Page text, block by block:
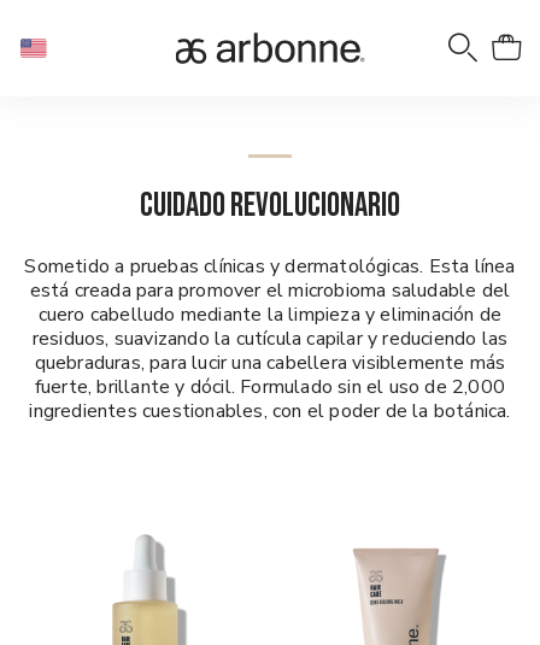
CUIDADO REVOLUCIONARIO
Sometido a pruebas clínicas y dermatológicas. Esta línea
está creada para promover el microbioma saludable del
cuero cabelludo mediante la limpieza y eliminación de
residuos, suavizando la cutícula capilar y reduciendo las
quebraduras, para lucir una cabellera visiblemente más
fuerte, brillante y dócil. Formulado sin el uso de 2,000
ingredientes cuestionables, con el poder de la botánica.